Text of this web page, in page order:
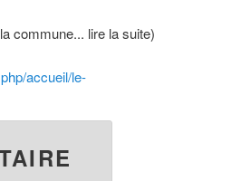
commune... lire la suite)
accueil/le-